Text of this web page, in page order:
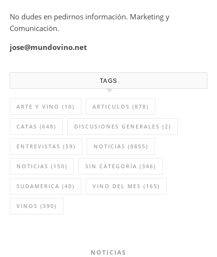
No dudes en pedirnos información. Marketing y
Comunicación.
jose@mundovino.net
TAGS
ARTE Y VINO (10) ARTICULOS (878)
CATAS (648) DISCUSIONES GENERALES (2)
ENTREVISTAS (59) NOTICIAS (8855)
NOTICIAS (150) SIN CATEGORÍA (346)
SUDAMERICA (40) VINO DEL MES (165)
VINOS (390)
NOTICIAS